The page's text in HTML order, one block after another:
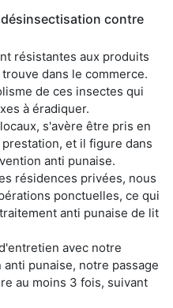
contre
résistantes aux produits
dans le commerce.
de ces insectes qui
à éradiquer.
s'avère être pris en
et il figure dans
anti punaise.
résidences privées, nous
ponctuelles, ce qui
anti punaise de lit
avec notre
punaise, notre passage
au moins 3 fois, suivant